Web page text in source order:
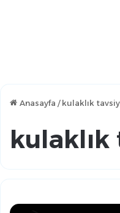
Anasayfa / kulaklık
kulaklık